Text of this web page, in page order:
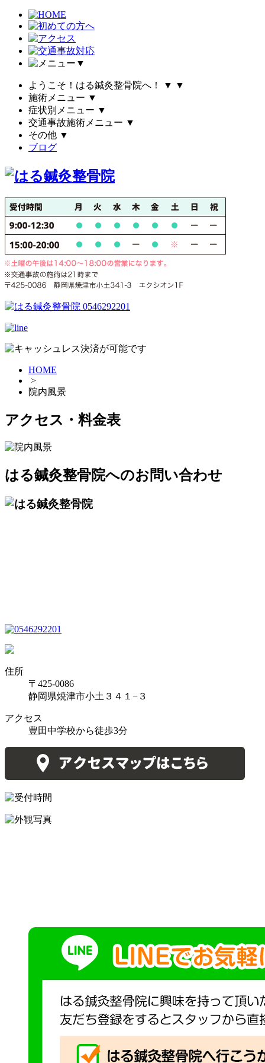
▼
ようこそ！はる鍼灸整骨院へ！ ▼ ▼
施術メニュー ▼
症状別メニュー ▼
交通事故施術メニュー ▼
その他 ▼
ブログ
HOME
>
院内風景
アクセス・料金表
はる鍼灸整骨院へのお問い合わせ
住所
〒425-0086
静岡県焼津市小土３４１−３
アクセス
豊田中学校から徒歩3分